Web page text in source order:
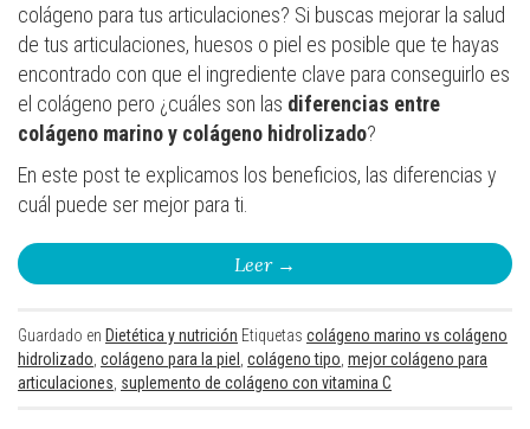
colágeno para tus articulaciones? Si buscas mejorar la salud
de tus articulaciones, huesos o piel es posible que te hayas
encontrado con que el ingrediente clave para conseguirlo es
el colágeno pero ¿cuáles son las diferencias entre
colágeno marino y colágeno hidrolizado?
En este post te explicamos los beneficios, las diferencias y
cuál puede ser mejor para ti.
Leer →
Guardado en Dietética y nutrición Etiquetas colágeno marino vs colágeno
hidrolizado colágeno para la piel colágeno tipo mejor colágeno para
articulaciones suplemento de colágeno con vitamina C